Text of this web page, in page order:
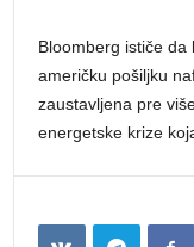
Bloomberg ističe
američku pošiljku
zaustavljena pre
energetske krize